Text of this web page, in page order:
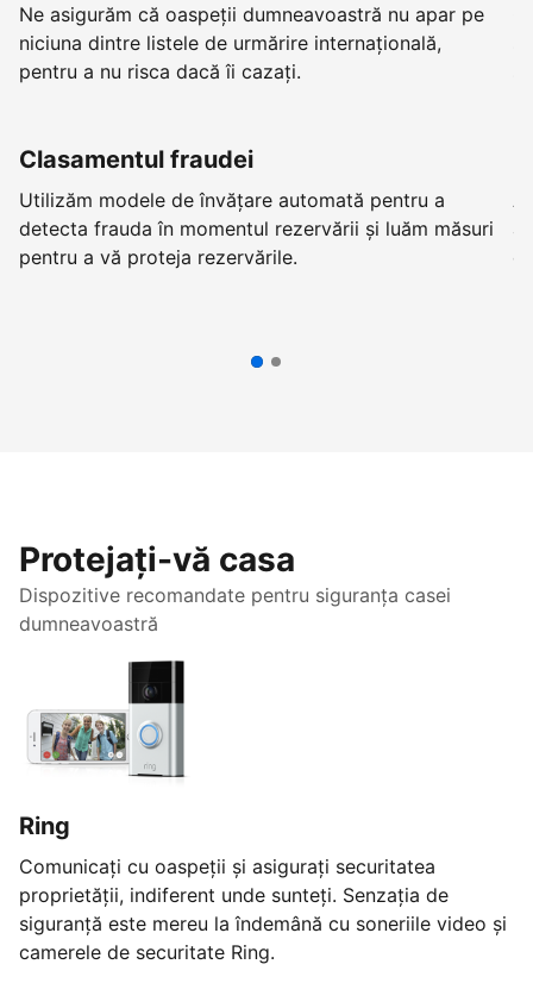
Ne asigurăm că oaspeții dumneavoastră nu apar pe
niciuna dintre listele de urmărire internațională,
pentru a nu risca dacă îi cazați.
Clasamentul fraudei
Utilizăm modele de învățare automată pentru a
detecta frauda în momentul rezervării și luăm măsuri
pentru a vă proteja rezervările.
o
Protejați-vă casa
Dispozitive recomandate pentru siguranța casei
dumneavoastră
Ring
Comunicați cu oaspeții și asigurați securitatea
proprietății, indiferent unde sunteți. Senzația de
siguranță este mereu la îndemână cu soneriile video și
camerele de securitate Ring.